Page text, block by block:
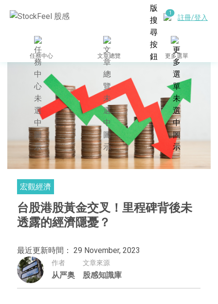
註冊/登入
任務中心 文章總覽 更多選單
宏觀經濟
台股港股黃金交叉！里程碑背後未
透露的經濟隱憂？
最近更新時間： 29 November, 2023
作者
从严奥
文章來源
股感知識庫